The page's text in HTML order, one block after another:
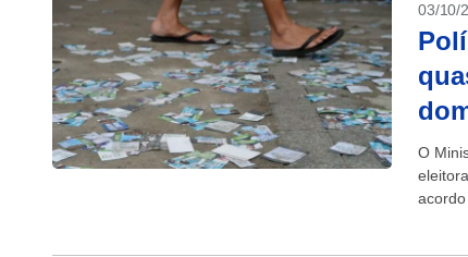
03/10/
O
acordo